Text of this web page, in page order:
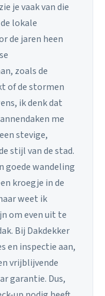
je vaak van die
lokale
de jaren heen
zoals de
of de stormen
ik denk dat
me
stevige,
stijl van de stad.
goede wandeling
kroegje in de
weet ik
om even uit te
Bij Dakdekker
en inspectie aan,
vrijblijvende
garantie. Dus,